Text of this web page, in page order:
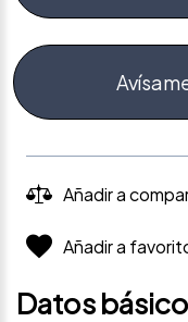
Añadir a
Añadir a
Datos